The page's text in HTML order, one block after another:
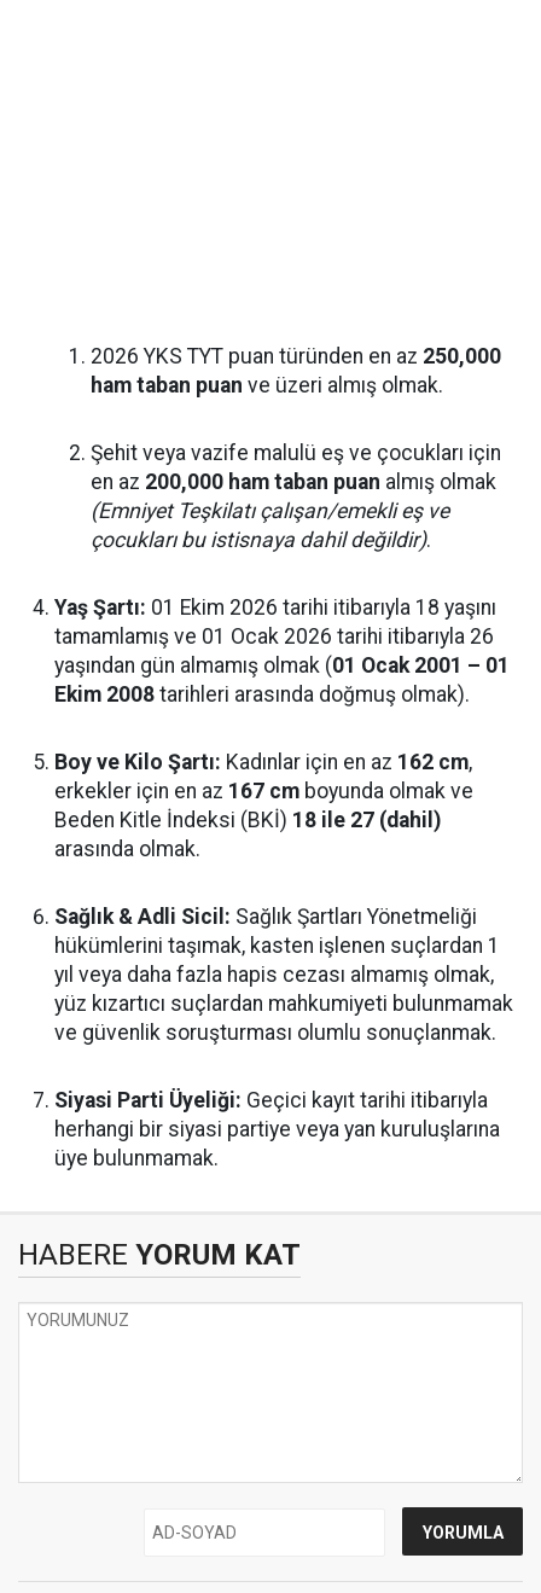
2026 YKS TYT puan türünden en az 250,000
ham taban puan ve üzeri almış olmak.
Şehit veya vazife malulü eş ve çocukları için
en az 200,000 ham taban puan almış olmak
(Emniyet Teşkilatı çalışan/emekli eş ve
çocukları bu istisnaya dahil değildir).
Yaş Şartı: 01 Ekim 2026 tarihi itibarıyla 18 yaşını
tamamlamış ve 01 Ocak 2026 tarihi itibarıyla 26
yaşından gün almamış olmak (01 Ocak 2001 – 01
Ekim 2008 tarihleri arasında doğmuş olmak).
Boy ve Kilo Şartı: Kadınlar için en az 162 cm,
erkekler için en az 167 cm boyunda olmak ve
Beden Kitle İndeksi (BKİ) 18 ile 27 (dahil)
arasında olmak.
Sağlık & Adli Sicil: Sağlık Şartları Yönetmeliği
hükümlerini taşımak, kasten işlenen suçlardan 1
yıl veya daha fazla hapis cezası almamış olmak,
yüz kızartıcı suçlardan mahkumiyeti bulunmamak
ve güvenlik soruşturması olumlu sonuçlanmak.
Siyasi Parti Üyeliği: Geçici kayıt tarihi itibarıyla
herhangi bir siyasi partiye veya yan kuruluşlarına
üye bulunmamak.
HABERE YORUM KAT